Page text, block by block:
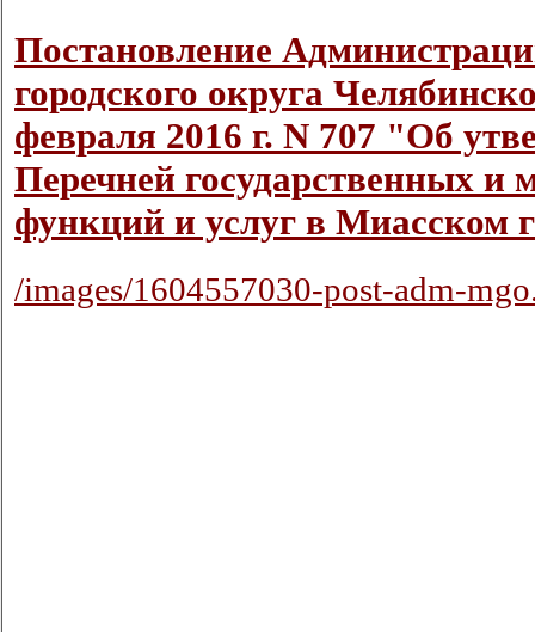
Постановление
городского округа
февраля 2016 г. N 707 "Об
Перечней государственных и
функций и услуг в Миасском
/images/1604557030-post-adm-